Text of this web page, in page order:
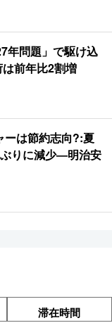
年問題」で駆け込
前年比2割増
ーは節約志向?:夏
りに減少―明治安
滞在時間